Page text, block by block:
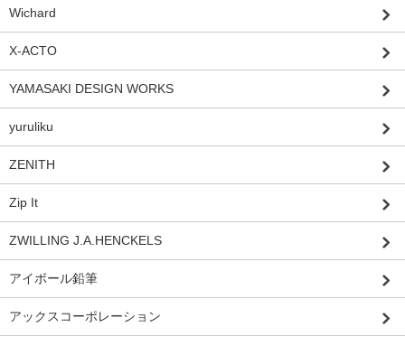
Wichard
X-ACTO
YAMASAKI DESIGN WORKS
yuruliku
ZENITH
Zip It
ZWILLING J.A.HENCKELS
アイボール鉛筆
アックスコーポレーション